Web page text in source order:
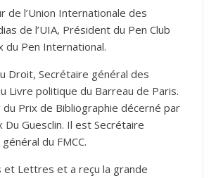
l’Union Internationale des
de l’UIA, Président du Pen Club
du Pen International.
Droit, Secrétaire général des
Livre politique du Barreau de Paris.
Prix de Bibliographie décerné par
Guesclin. Il est Secrétaire
du FMCC.
et Lettres et a reçu la grande